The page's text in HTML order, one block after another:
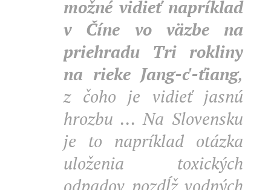
možné vidieť napríklad
v Číne vo väzbe na
priehradu Tri rokliny
na rieke Jang-c'-ťiang,
z čoho je vidieť jasnú
hrozbu ... Na Slovensku
je to napríklad otázka
uloženia toxických
odpadov pozdĺž vodných